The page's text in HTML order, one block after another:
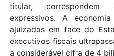
titular, correspondem
expressivos. A
ajuizados em face do
executivos fiscais
a considerável cifra de 4